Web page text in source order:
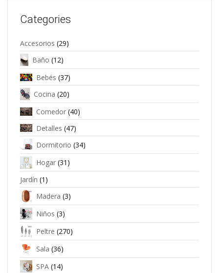
Categories
Accesorios (29)
Baño (12)
Bebés (37)
Cocina (20)
Comedor (40)
Detalles (47)
Dormitorio (34)
Hogar (31)
Jardín (1)
Madera (3)
Niños (3)
Peltre (270)
Sala (36)
SPA (14)